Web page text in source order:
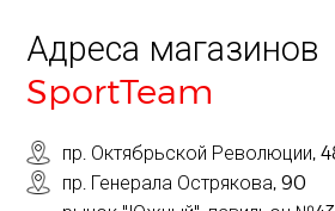
Адреса магазинов
SportTeam
пр. Октябрьской Революции,
пр. Генерала Острякова, 90